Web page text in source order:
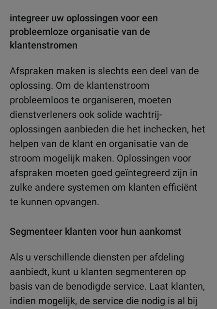
integreer uw oplossingen voor een
probleemloze organisatie van de
klantenstromen
Afspraken maken is slechts een deel van de
oplossing. Om de klantenstroom
probleemloos te organiseren, moeten
dienstverleners ook solide wachtrij-
oplossingen aanbieden die het inchecken, het
helpen van de klant en organisatie van de
stroom mogelijk maken. Oplossingen voor
afspraken moeten goed geïntegreerd zijn in
zulke andere systemen om klanten efficiënt
te kunnen opvangen.
Segmenteer klanten voor hun aankomst
Als u verschillende diensten per afdeling
aanbiedt, kunt u klanten segmenteren op
basis van de benodigde service. Laat klanten,
indien mogelijk, de service die nodig is al bij